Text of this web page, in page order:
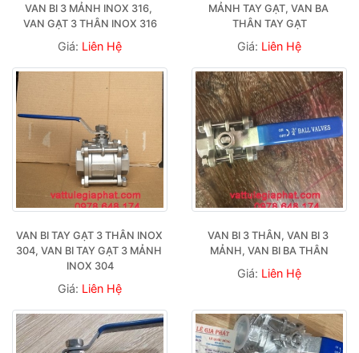
VAN BI 3 MẢNH INOX 316,
VAN GẠT 3 THÂN INOX 316
Giá: Liên Hệ
MẢNH TAY GẠT, VAN BA
THÂN TAY GẠT
Giá: Liên Hệ
VAN BI TAY GẠT 3 THÂN INOX
304, VAN BI TAY GẠT 3 MẢNH
INOX 304
Giá: Liên Hệ
VAN BI 3 THÂN, VAN BI 3
MẢNH, VAN BI BA THÂN
Giá: Liên Hệ